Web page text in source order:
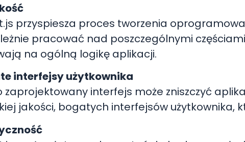
przyspiesza proces tworzenia
pracować nad poszczególnymi
na ogólną logikę aplikacji.
interfejsy użytkownika
zaprojektowany interfejs może zniszczyć
jakości, bogatych interfejsów użytkownika,